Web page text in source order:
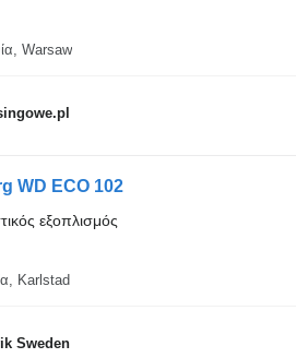
Warsaw
WD ECO 102
εξοπλισμός
Karlstad
Sweden